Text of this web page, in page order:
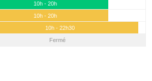
10h - 20h
10h - 20h
10h - 22h30
Fermé